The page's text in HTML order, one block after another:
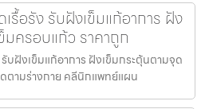
อรัง รับฝังเข็มแก้อาการ ฝัง
มครอบแก้ว ราคาถูก
ฝังเข็มแก้อาการ ฝังเข็มกระตุ้นตามจุด
ดตามร่างกาย คลีนิกแพทย์แผน